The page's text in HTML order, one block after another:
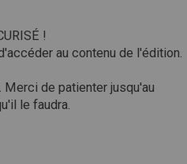
!
au contenu de l'édition.
de patienter jusqu'au
le faudra.